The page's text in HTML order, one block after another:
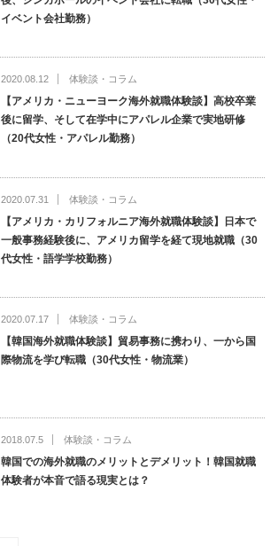
イベント会社勤務）
2020.08.12 体験談・コラム
【アメリカ・ニューヨーク海外就職体験談】高校卒業
後に留学、そして在学中にアパレル企業で実地研修
（20代女性・アパレル勤務）
2020.07.31 体験談・コラム
【アメリカ・カリフォルニア海外就職体験談】日本で
一般事務経験後に、アメリカ留学を経て現地就職（30
代女性・語学学校勤務）
2020.07.17 体験談・コラム
【韓国海外就職体験談】貿易事務に携わり、一から国
際物流を学び転職（30代女性・物流業）
2018.07.5 体験談・コラム
韓国での海外就職のメリットとデメリット！韓国就職
体験者が本音で語る現実とは？